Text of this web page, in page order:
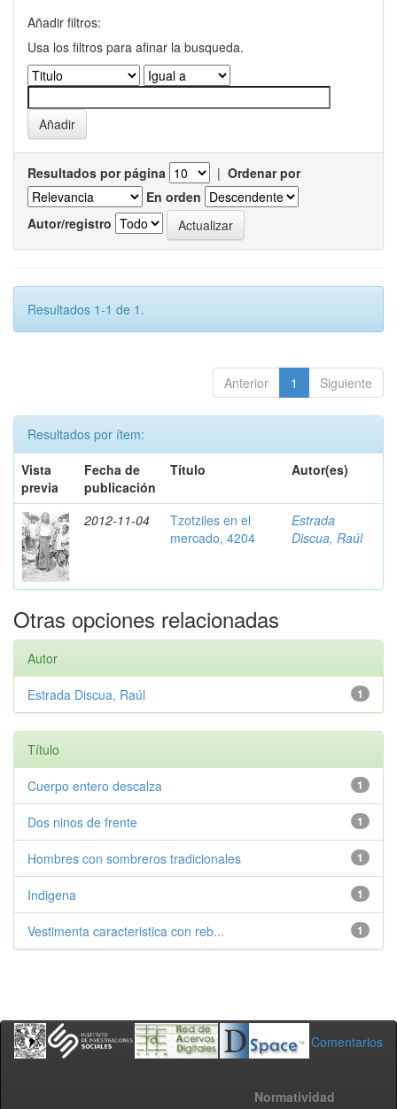
Añadir filtros:
Usa los filtros para afinar la busqueda.
Resultados por página | Ordenar por
En orden
Autor/registro
Resultados 1-1 de 1.
Anterior 1 Siguiente
Resultados por ítem:
Vista
previa
Fecha de
publicación
Título Autor(es)
2012-11-04
Tzotziles en el
mercado, 4204
Estrada
Discua, Raúl
Otras opciones relacionadas
Autor
1
Estrada Discua, Raúl
Título
1
Cuerpo entero descalza
1
Dos ninos de frente
1
Hombres con sombreros tradicionales
1
Indigena
1
Vestimenta caracteristica con reb...
Comentarios
Normatividad